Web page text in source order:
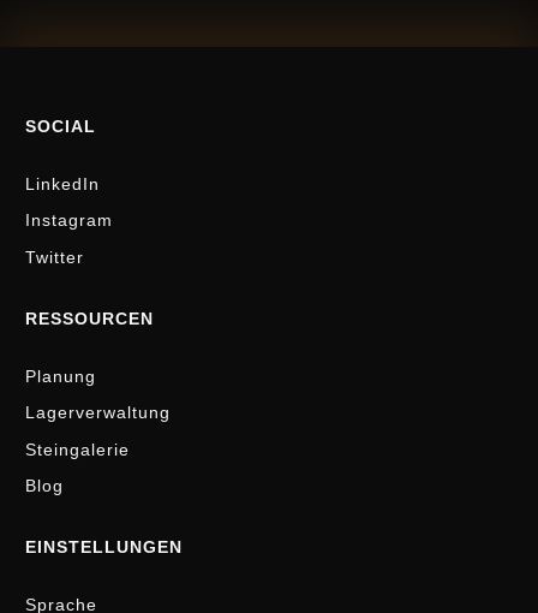
SOCIAL
LinkedIn
Instagram
Twitter
RESSOURCEN
Planung
Lagerverwaltung
Steingalerie
Blog
EINSTELLUNGEN
Sprache